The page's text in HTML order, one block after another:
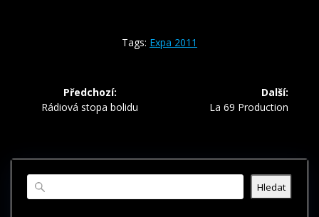
Tags: Expa 2011
Navigace
pro
Předchozí:
Předchozí
Rádiová stopa bolidu
Další:
Další
La 69 Production
Hledat